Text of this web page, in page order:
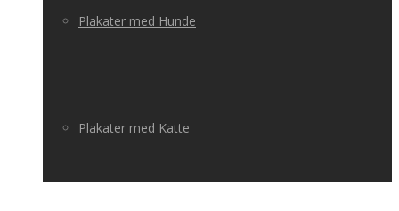
Plakater med Hunde
Plakater med Katte